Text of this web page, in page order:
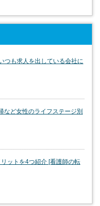
つも求人を出している会社に
など女性のライフステージ別
ットを4つ紹介 [看護師の転